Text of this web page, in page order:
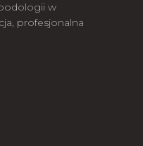
w
profesjonalna